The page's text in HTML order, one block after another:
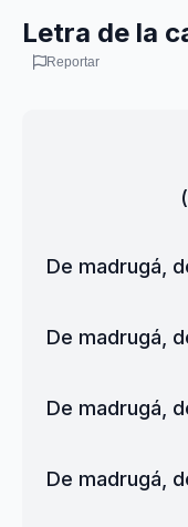
Letra de la
Reportar
De madrugá,
De madrugá,
De madrugá,
De madrugá,